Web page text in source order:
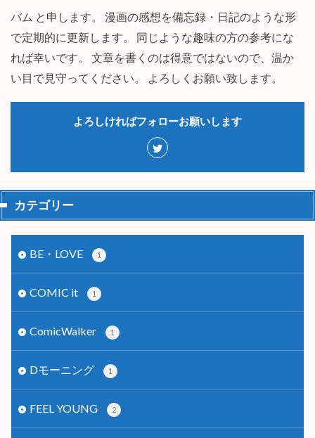
バム と申します。 漫画の感想を備忘録・日記のような形
で定期的に更新します。 同じような趣味の方の参考にな
れば幸いです。 文章を書くのは得意ではないので、温か
い目で見守ってください。 よろしくお願い致します。
よろしければフォローお願いします
カテゴリー
BE・LOVE 1
COMIC it 1
ComicWalker 1
Dモーニング 1
FEEL YOUNG 2